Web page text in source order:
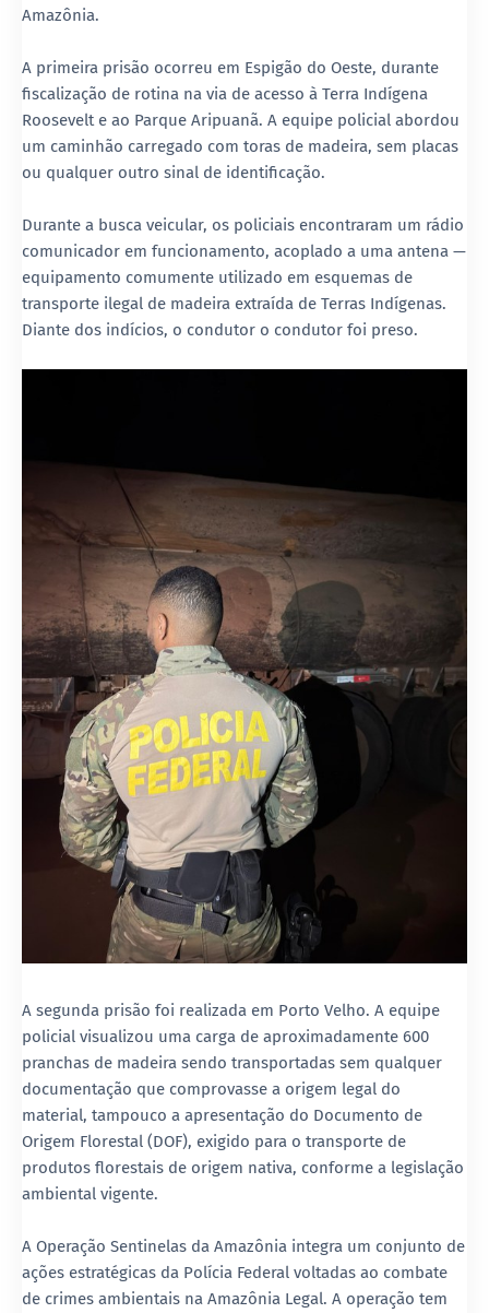
Amazônia.
A primeira prisão ocorreu em Espigão do Oeste, durante
fiscalização de rotina na via de acesso à Terra Indígena
Roosevelt e ao Parque Aripuanã. A equipe policial abordou
um caminhão carregado com toras de madeira, sem placas
ou qualquer outro sinal de identificação.
Durante a busca veicular, os policiais encontraram um rádio
comunicador em funcionamento, acoplado a uma antena —
equipamento comumente utilizado em esquemas de
transporte ilegal de madeira extraída de Terras Indígenas.
Diante dos indícios, o condutor o condutor foi preso.
A segunda prisão foi realizada em Porto Velho. A equipe
policial visualizou uma carga de aproximadamente 600
pranchas de madeira sendo transportadas sem qualquer
documentação que comprovasse a origem legal do
material, tampouco a apresentação do Documento de
Origem Florestal (DOF), exigido para o transporte de
produtos florestais de origem nativa, conforme a legislação
ambiental vigente.
A Operação Sentinelas da Amazônia integra um conjunto de
ações estratégicas da Polícia Federal voltadas ao combate
de crimes ambientais na Amazônia Legal. A operação tem